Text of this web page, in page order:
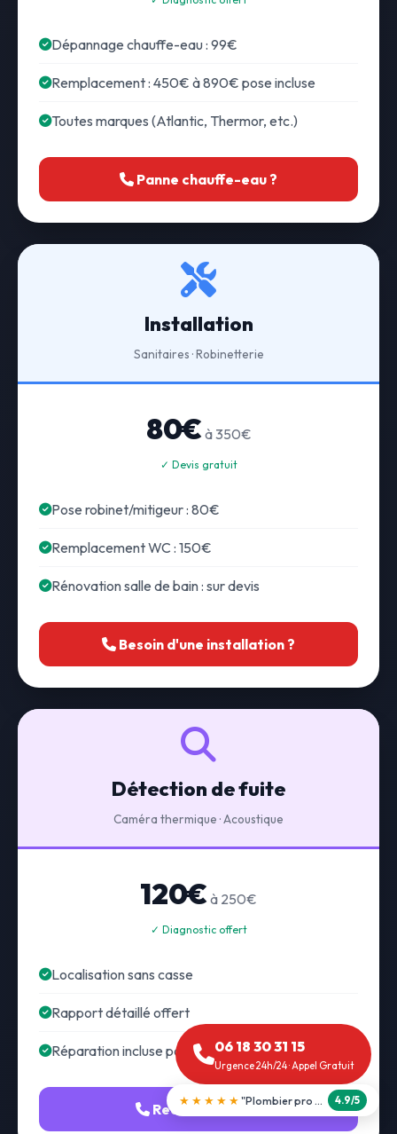
Dépannage chauffe-eau : 99€
Remplacement : 450€ à 890€ pose incluse
Toutes marques (Atlantic, Thermor, etc.)
Panne chauffe-eau ?
Installation
Sanitaires · Robinetterie
80€ à 350€
✓ Devis gratuit
Pose robinet/mitigeur : 80€
Remplacement WC : 150€
Rénovation salle de bain : sur devis
Besoin d'une installation ?
Détection de fuite
Caméra thermique · Acoustique
120€ à 250€
✓ Diagnostic offert
Localisation sans casse
Rapport détaillé offert
Réparation incluse possible
Recherche fuite
06 18 30 31 15
Urgence 24h/24 · Appel Gratuit
★★★★★ "Débouchage WC en 30 min" 5.0/5